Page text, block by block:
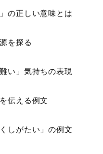
の正しい意味とは
を探る
い」気持ちの表現
伝える例文
しがたい」の例文